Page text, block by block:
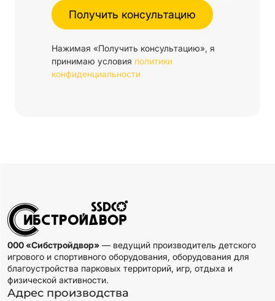
Нажимая «Получить консультацию», я
принимаю условия политики
конфиденциальности
000 «Сибстройдвор» — ведущий производитель детского
игрового и спортивного оборудования, оборудования для
благоустройства парковых территорий, игр, отдыха и
физической активности.
Адрес производства